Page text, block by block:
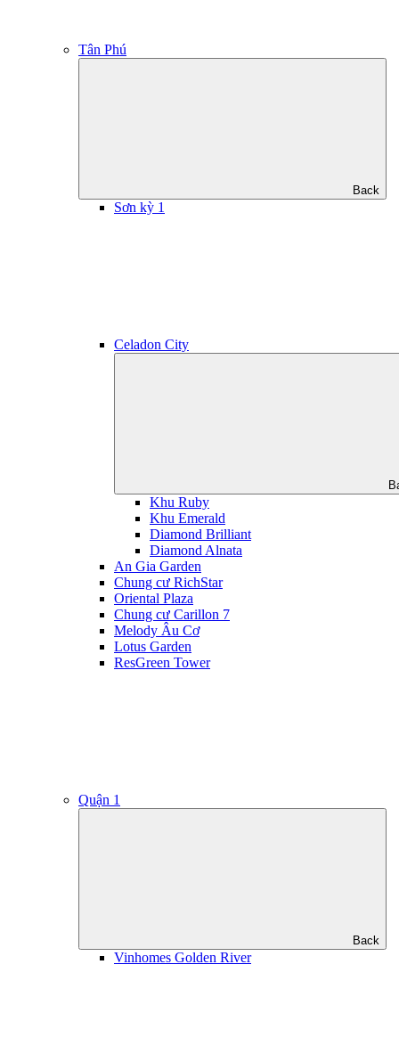
Tân Phú
Back
Sơn kỳ 1
Celadon City
Khu Ruby
Khu Emerald
Diamond Brilliant
Diamond Alnata
An Gia Garden
Chung cư RichStar
Oriental Plaza
Chung cư Carillon 7
Melody Âu Cơ
Lotus Garden
ResGreen Tower
Quận 1
Back
Vinhomes Golden River